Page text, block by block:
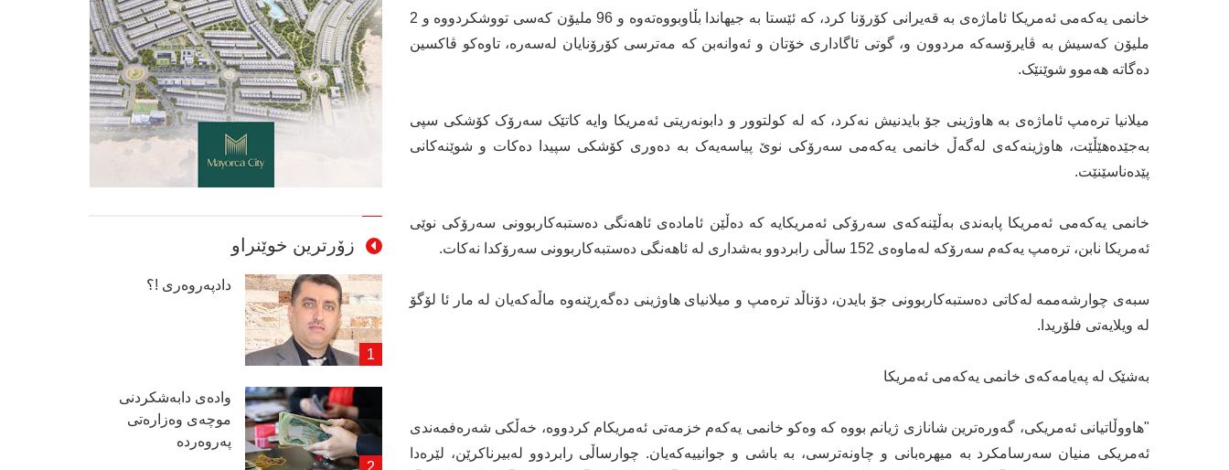
خانمی یەکەمی ئەمریکا ئاماژەی بە قەیرانی کۆرۆنا کرد، کە ئێستا بە جیهاندا بڵاوبووەتەوە و 96 ملیۆن کەسی تووشکردووە و 2
ملیۆن کەسیش بە ڤایرۆسەکە مردوون و، گوتی ئاگاداری خۆتان و ئەوانەبن کە مەترسی کۆرۆنایان لەسەرە، تاوەکو ڤاکسین
دەگاتە هەموو شوێنێک.
میلانیا ترەمپ ئاماژەی بە هاوژینی جۆ بایدنیش نەکرد، کە لە کولتوور و دابونەریتی ئەمریکا وایە کاتێک سەرۆک کۆشکی سپی
بەجێدەهێڵێت، هاوژینەکەی لەگەڵ خانمی یەکەمی سەرۆکی نوێ پیاسەیەک بە دەوری کۆشکی سپیدا دەکات و شوێنەکانی
پێدەناسێنێت.
خانمی یەکەمی ئەمریکا پابەندی بەڵێنەکەی سەرۆکی ئەمریکایە کە دەڵێن ئامادەی ئاهەنگی دەستبەکاربوونی سەرۆکی نوێی
ئەمریکا نابن، ترەمپ یەکەم سەرۆکە لەماوەی 152 ساڵی رابردوو بەشداری لە ئاهەنگی دەستبەکاربوونی سەرۆکدا نەکات.
سبەی چوارشەممە لەکاتی دەستبەکاربوونی جۆ بایدن، دۆناڵد ترەمپ و میلانیای هاوژینی دەگەڕێنەوە ماڵەکەیان لە مار ئا لۆگۆ
لە ویلایەتی فلۆریدا.
بەشێک لە پەیامەکەی خانمی یەکەمی ئەمریکا
"هاووڵاتیانی ئەمریکی، گەورەترین شانازی ژیانم بووە کە وەکو خانمی یەکەم خزمەتی ئەمریکام کردووە، خەڵکی شەرەفمەندی
ئەمریکی منیان سەرسامکرد بە میهرەبانی و چاونەترسی، بە باشی و جوانییەکەیان. چوارساڵی رابردوو لەبیرناکرێن، لێرەدا
زۆرترین خوێنراو
دادپەروەری !؟
وادەی دابەشكردنی
موچەی وەزارەتی
پەروەردە